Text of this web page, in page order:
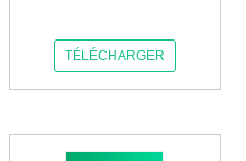
TÉLÉCHARGER